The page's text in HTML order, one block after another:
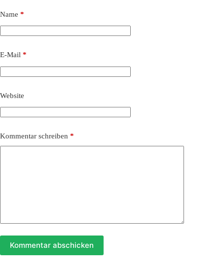
Name *
E-Mail *
Website
Kommentar schreiben *
Kommentar abschicken